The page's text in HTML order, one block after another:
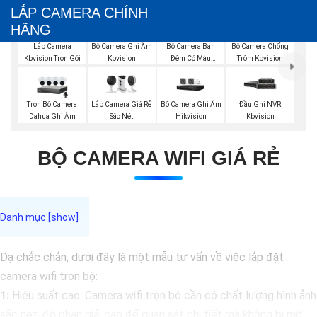
LẮP CAMERA CHÍNH
HÃNG
Lắp Camera
Kbvision Trọn Gói
Bộ Camera Ghi Âm
Kbvision
Bộ Camera Ban
Đêm Có Màu
Bộ Camera Chống
Trộm Kbvision
Trọn Bộ Camera
Dahua Ghi Âm
Lắp Camera Giá Rẻ
Sắc Nét
Bộ Camera Ghi Âm
Hikvision
Đầu Ghi NVR
Kbvision
BỘ CAMERA WIFI GIÁ RẺ
Dạ chắc chắn, dưới đây là một mẫu tư vấn về việc lắp đặt
camera wifi trọn bộ:
1: Hiệu suất cao: Camera wifi trọn bộ cần có chất lượng hình ảnh